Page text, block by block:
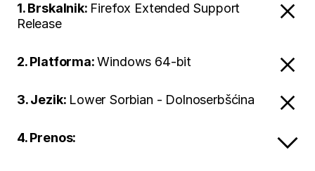
1. Brskalnik: Firefox Extended Support
Release
2. Platforma:Windows 64-bit
3. Jezik: Lower Sorbian - Dolnoserbšćina
4. Prenos: